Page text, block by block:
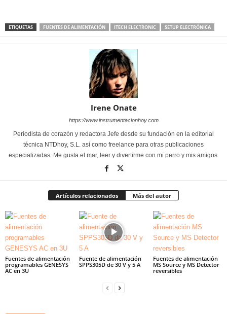
ETIQUETAS FUENTES DE ALIMENTACIÓN ITECH ELECTRONIC SETUP ELECTRÓNICA
Irene Onate
https://www.instrumentacionhoy.com
Periodista de corazón y redactora Jefe desde su fundación en la editorial
técnica NTDhoy, S.L. así como freelance para otras publicaciones
especializadas. Me gusta el mar, leer y divertirme con mi perro y mis amigos.
Artículos relacionados Más del autor
Fuentes de alimentación
programables GENESYS
AC en 3U
Fuente de alimentación
SPPS305D de 30 V y 5 A
Fuentes de alimentación
MS Source y MS Detector
reversibles